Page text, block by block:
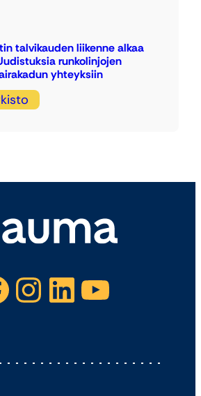
talvikauden liikenne alkaa
runkolinjojen
yhteyksiin
Instagram LinkedIn YouTube